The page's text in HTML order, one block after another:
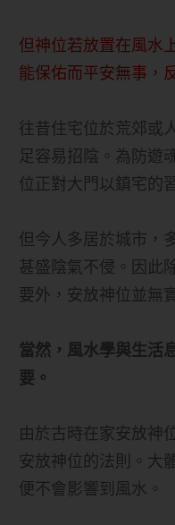
但神位若放置在風水
能保佑而平安無事，
往昔住宅位於荒郊或
足容易招陰。為防遊
位正對大門以鎮宅的
但今人多居於城市，
甚盛陰氣不侵。因此
要外，安放神位並無
當然，風水學與生活
要。
由於古時在家安放神
安放神位的法則。大
便不會影響到風水。